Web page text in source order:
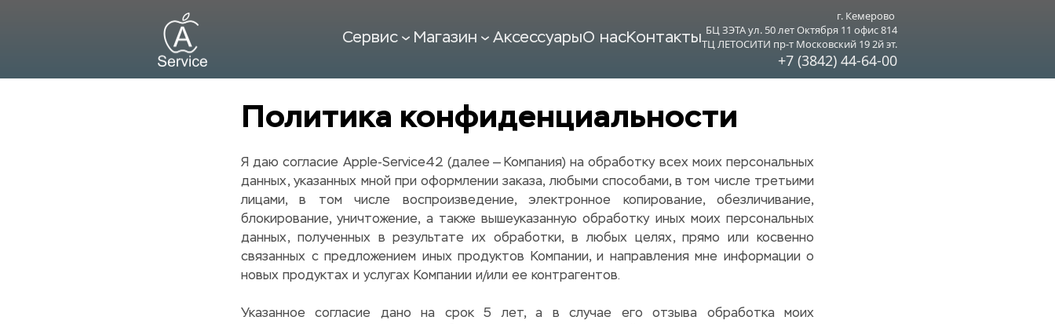
Сервис Магазин АксессуарыО насКонтакты
г. Кемерово
БЦ ЗЭТА ул. 50 лет Октября 11 офис 814
ТЦ ЛЕТОСИТИ пр-т Московский 19 2й эт.
+7 (3842) 44-64-00
Политика конфиденциальности
Я даю согласие Apple-Service42 (далее — Компания) на обработку всех моих персональных
данных, указанных мной при оформлении заказа, любыми способами, в том числе третьими
лицами, в том числе воспроизведение, электронное копирование, обезличивание,
блокирование, уничтожение, а также вышеуказанную обработку иных моих персональных
данных, полученных в результате их обработки, в любых целях, прямо или косвенно
связанных с предложением иных продуктов Компании, и направления мне информации о
новых продуктах и услугах Компании и/или ее контрагентов.
Указанное согласие дано на срок 5 лет, а в случае его отзыва обработка моих